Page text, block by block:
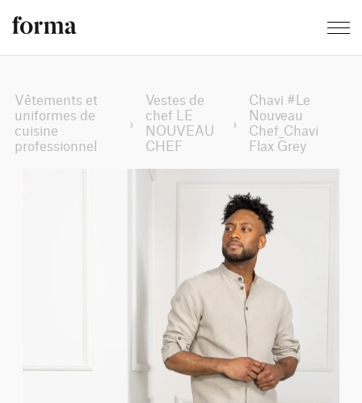
Vêtements et
uniformes de
cuisine
professionnel
›
Vestes de
chef LE
NOUVEAU
CHEF
›
Chavi #Le
Nouveau
Chef_Chavi
Flax Grey